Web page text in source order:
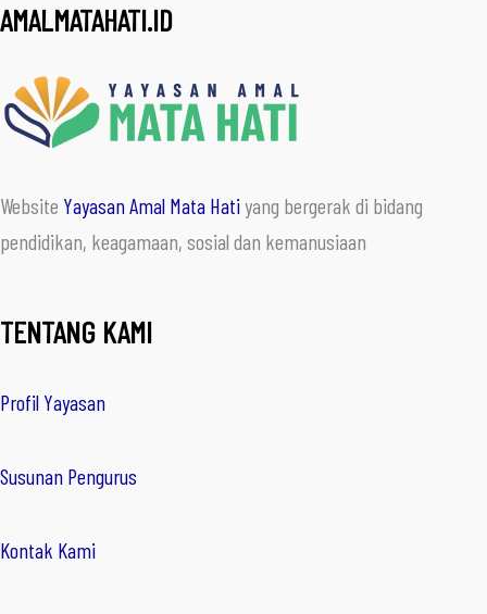
AMALMATAHATI.ID
Website Yayasan Amal Mata Hatiyang bergerak di bidang
pendidikan, keagamaan, sosial dan kemanusiaan
TENTANG KAMI
Profil Yayasan
Susunan Pengurus
Kontak Kami